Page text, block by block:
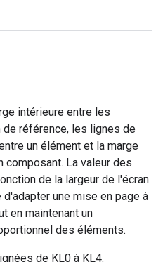
intérieure entre les
référence, les lignes de
un élément et la marge
composant. La valeur des
de la largeur de l'écran.
d'adapter une mise en page à
en maintenant un
des éléments.
de KL0 à KL4.